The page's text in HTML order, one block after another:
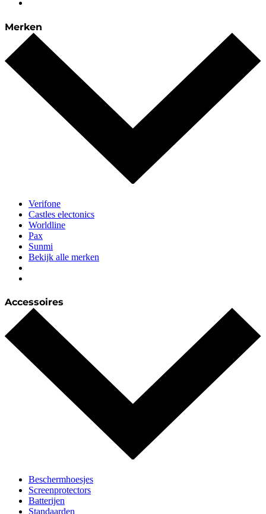
Merken
Verifone
Castles electonics
Worldline
Pax
Sunmi
Bekijk alle merken
Accessoires
Beschermhoesjes
Screenprotectors
Batterijen
Standaarden